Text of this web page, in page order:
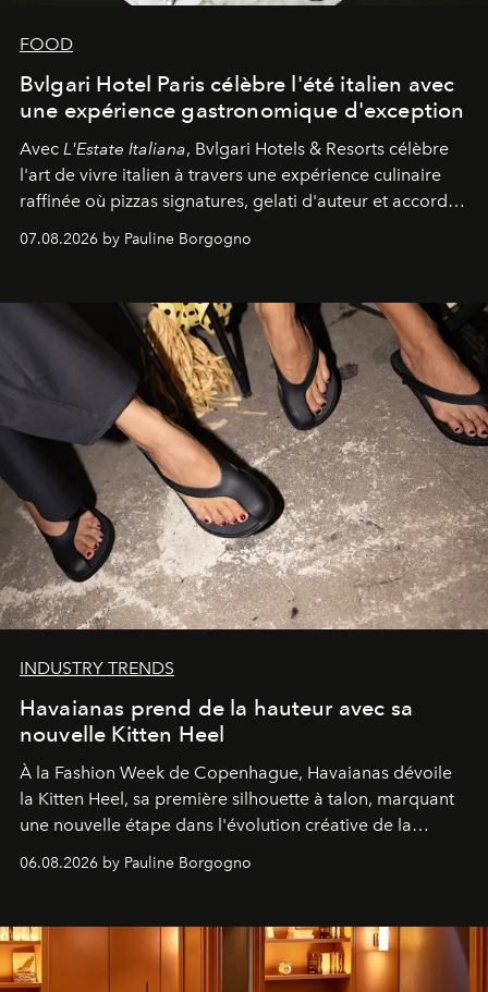
FOOD
Bvlgari Hotel Paris célèbre l'été italien avec
une expérience gastronomique d'exception
Avec L'Estate Italiana, Bvlgari Hotels & Resorts célèbre
l'art de vivre italien à travers une expérience culinaire
raffinée où pizzas signatures, gelati d'auteur et accords
d'exception composent un véritable voyage sensoriel.
07.08.2026 by Pauline Borgogno
INDUSTRY TRENDS
Havaianas prend de la hauteur avec sa
nouvelle Kitten Heel
À la Fashion Week de Copenhague, Havaianas dévoile
la Kitten Heel, sa première silhouette à talon, marquant
une nouvelle étape dans l'évolution créative de la
06.08.2026 by Pauline Borgogno